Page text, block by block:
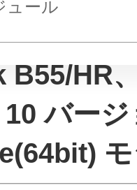
ュール
B55/HR
バージ